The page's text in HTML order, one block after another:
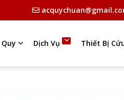
Dịch Vụ Thiết Bị